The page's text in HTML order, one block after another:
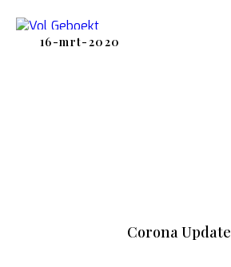
16-mrt-2020
Corona Update